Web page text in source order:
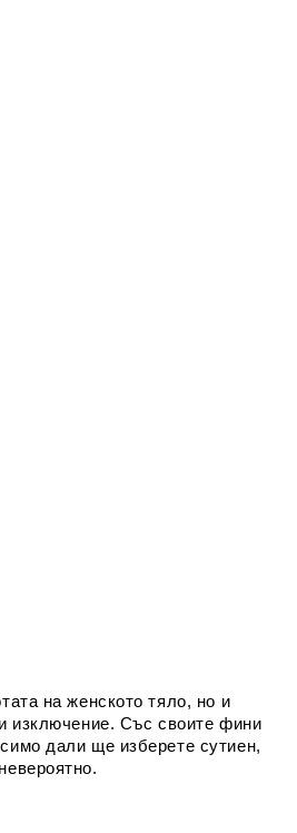
на женското тяло, но и
изключение. Със своите фини
дали ще изберете сутиен,